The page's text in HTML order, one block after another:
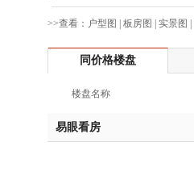
蒋女士:186****7681
陈先生:159****3332
杨先生:134****5158
章先生:159****7226
周先生:138****8967
郑先生:136****9618
>>查看： 户型图 | 板房图 | 实景图 |
同价格楼盘
楼盘名称
易眼看房